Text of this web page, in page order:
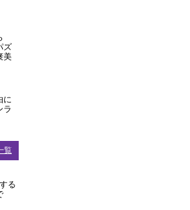
ズ
美
に
ラ
覧
る